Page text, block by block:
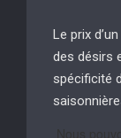
Le prix
des désirs
spécificité